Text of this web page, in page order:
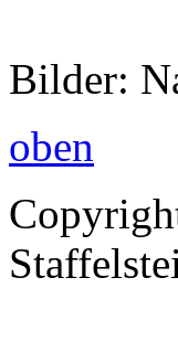
Bilder:
oben